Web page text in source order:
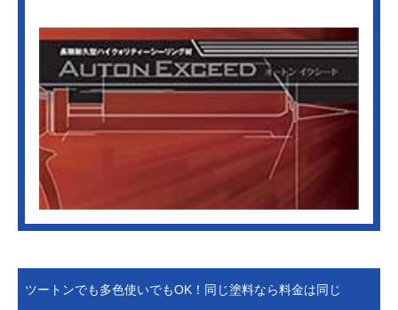
ツートンでも多色使いでもOK！同じ塗料なら料金は同じ